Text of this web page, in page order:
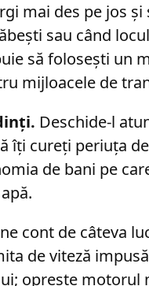
mai des pe jos și
sau când
să folosești un
mijloacele de
Deschide-l
îți cureți periuța
de bani pe
cont de câteva
de viteză
oprește motorul